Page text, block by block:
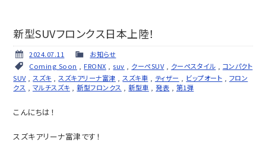
新型SUVフロンクス日本上陸！
2024.07.11
お知らせ
Coming Soon
,FRONX suv クーペSUV, クーペスタイル
コンパクト
SUV, スズキ スズキアリーナ富津 スズキ車 ティザー ビップオート
フロン
クス
マルチスズキ ,新型フロンクス ,新型車 ,発表 第1弾
こんにちは！
スズキアリーナ富津です！